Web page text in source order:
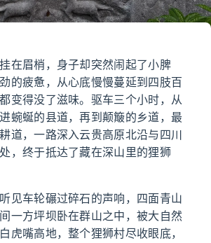
在眉梢，身子却突然闹起了小脾
的疲惫，从心底慢慢蔓延到四肢百
变得没了滋味。驱车三个小时，从
蜿蜒的县道，再到颠簸的乡道，最
道，一路深入云贵高原北沿与四川
，终于抵达了藏在深山里的狸狮
见车轮碾过碎石的声响，四面青山
一方坪坝卧在群山之中，被大自然
虎嘴高地，整个狸狮村尽收眼底，